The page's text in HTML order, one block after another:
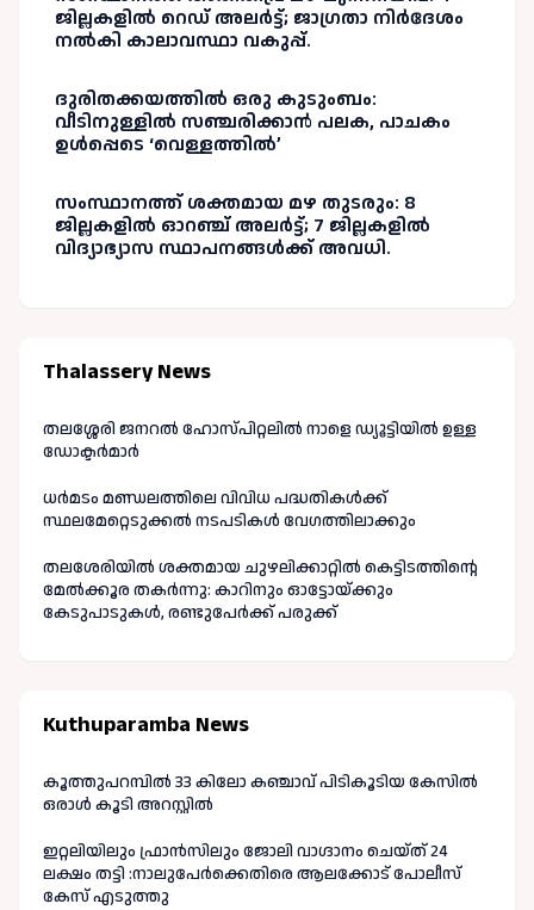
ജില്ലകളിൽ റെഡ് അലർട്ട്; ജാഗ്രതാ നിർദേശം
നൽകി കാലാവസ്ഥാ വകുപ്പ്.
ദുരിതക്കയത്തിൽ ഒരു കുടുംബം:
വീടിനുള്ളിൽ സഞ്ചരിക്കാൻ പലക, പാചകം
ഉൾപ്പെടെ ‘വെള്ളത്തിൽ’
സംസ്ഥാനത്ത് ശക്തമായ മഴ തുടരും: 8
ജില്ലകളിൽ ഓറഞ്ച് അലർട്ട്; 7 ജില്ലകളിൽ
വിദ്യാഭ്യാസ സ്ഥാപനങ്ങൾക്ക് അവധി.
Thalassery News
തലശ്ശേരി ജനറൽ ഹോസ്പിറ്റലിൽ നാളെ ഡ്യൂട്ടിയിൽ ഉള്ള
ഡോക്ടർമാർ
ധർമടം മണ്ഡലത്തിലെ വിവിധ പദ്ധതികൾക്ക്
സ്ഥലമേറ്റെടുക്കൽ നടപടികൾ വേഗത്തിലാക്കും
തലശേരിയിൽ ശക്തമായ ചുഴലിക്കാറ്റിൽ കെട്ടിടത്തിന്റെ
മേൽക്കൂര തകർന്നു: കാറിനും ഓട്ടോയ്ക്കും
കേടുപാടുകൾ, രണ്ടുപേർക്ക് പരുക്ക്
Kuthuparamba News
കൂത്തുപറമ്പിൽ 33 കിലോ കഞ്ചാവ് പിടികൂടിയ കേസിൽ
ഒരാൾ കൂടി അറസ്റ്റിൽ
ഇറ്റലിയിലും ഫ്രാൻസിലും ജോലി വാഗ്ദാനം ചെയ്ത് 24
ലക്ഷം തട്ടി :നാലുപേർക്കെതിരെ ആലക്കോട് പോലീസ്
കേസ് എടുത്തു